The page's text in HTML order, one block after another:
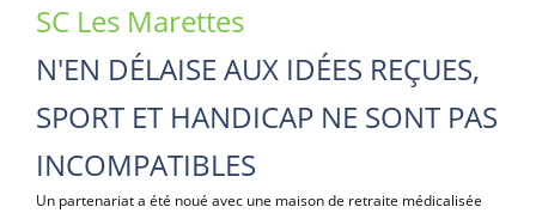
SC Les Marettes
N'EN DÉLAISE AUX IDÉES REÇUES,
SPORT ET HANDICAP NE SONT PAS
INCOMPATIBLES
Un partenariat a été noué avec une maison de retraite médicalisée